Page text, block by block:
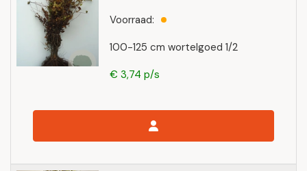
100-125 cm wortelgoed 1/2
Voorraad:
€ 3,74 p/s